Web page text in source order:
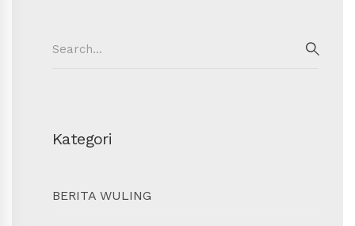
for:
Kategori
BERITA WULING